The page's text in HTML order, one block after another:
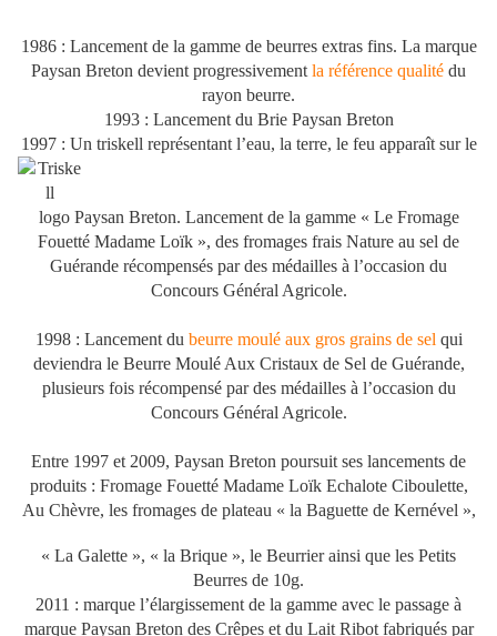
1986 : Lancement de la gamme de beurres extras fins. La marque
Paysan Breton devient progressivement la référence qualité du
rayon beurre.
1993 : Lancement du Brie Paysan Breton
1997 : Un triskell représentant l’eau, la terre, le feu apparaît sur le
logo Paysan Breton. Lancement de la gamme « Le Fromage
Fouetté Madame Loïk », des fromages frais Nature au sel de
Guérande récompensés par des médailles à l’occasion du
Concours Général Agricole.
1998 : Lancement du beurre moulé aux gros grains de sel qui
deviendra le Beurre Moulé Aux Cristaux de Sel de Guérande,
plusieurs fois récompensé par des médailles à l’occasion du
Concours Général Agricole.
Entre 1997 et 2009, Paysan Breton poursuit ses lancements de
produits : Fromage Fouetté Madame Loïk Echalote Ciboulette,
Au Chèvre, les fromages de plateau « la Baguette de Kernével »,
« La Galette », « la Brique », le Beurrier ainsi que les Petits
Beurres de 10g.
2011 : marque l’élargissement de la gamme avec le passage à
marque Paysan Breton des Crêpes et du Lait Ribot fabriqués par